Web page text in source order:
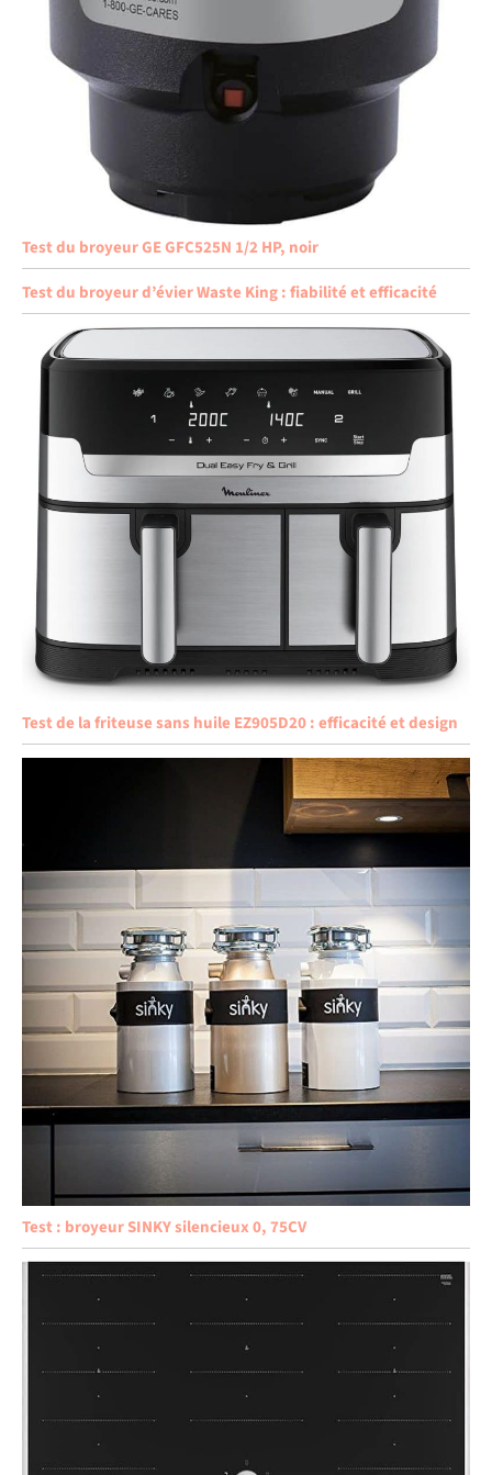
Test du broyeur GE GFC525N 1/2 HP, noir
Test du broyeur d’évier Waste King : fiabilité et efficacité
Test de la friteuse sans huile EZ905D20 : efficacité et design
Test : broyeur SINKY silencieux 0, 75CV